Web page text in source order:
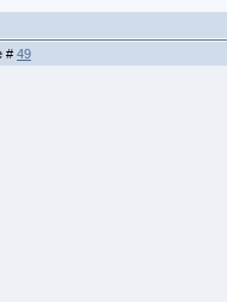
# 49